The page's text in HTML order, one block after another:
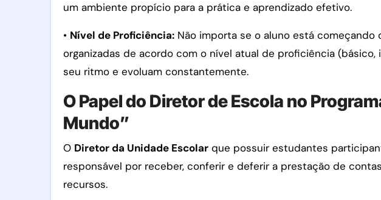
um ambiente propício para a prática e aprendizado efetivo.
• Nível de Proficiência: Não importa se o aluno está
organizadas de acordo com o nível atual de proficiência
seu ritmo e evoluam constantemente.
O Papel do Diretor de Escola no
Mundo”
O Diretor da Unidade Escolar que possuir estudantes
responsável por receber, conferir e deferir a prestação de
recursos.